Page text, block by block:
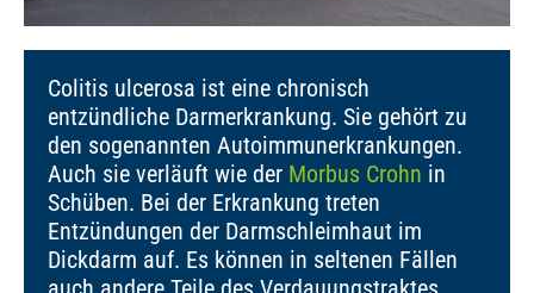
Colitis ulcerosa ist eine chronisch
entzündliche Darmerkrankung. Sie gehört zu
den sogenannten Autoimmunerkrankungen.
Auch sie verläuft wie der Morbus Crohn in
Schüben. Bei der Erkrankung treten
Entzündungen der Darmschleimhaut im
Dickdarm auf. Es können in seltenen Fällen